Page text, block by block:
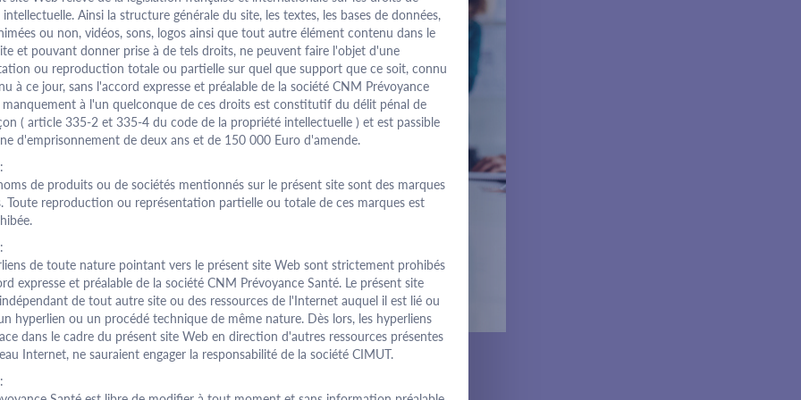
Ainsi la structure générale du site, les textes, les bases de données,
ou non, vidéos, sons, logos ainsi que tout autre élément contenu dans le
et pouvant donner prise à de tels droits, ne peuvent faire l'objet d'une
ou reproduction totale ou partielle sur quel que support que ce soit, connu
à ce jour, sans l'accord expresse et préalable de la société CNM Prévoyance
manquement à l'un quelconque de ces droits est constitutif du délit pénal de
( article 335-2 et 335-4 du code de la propriété intellectuelle ) et est passible
d'emprisonnement de deux ans et de 150 000 Euro d'amende.
de produits ou de sociétés mentionnés sur le présent site sont des marques
Toute reproduction ou représentation partielle ou totale de ces marques est
de toute nature pointant vers le présent site Web sont strictement prohibés
expresse et préalable de la société CNM Prévoyance Santé. Le présent site
de tout autre site ou des ressources de l'Internet auquel il est lié ou
hyperlien ou un procédé technique de même nature. Dès lors, les hyperliens
dans le cadre du présent site Web en direction d'autres ressources présentes
Internet, ne sauraient engager la responsabilité de la société CIMUT.